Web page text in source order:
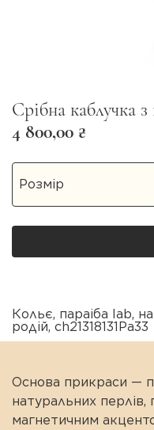
Срібна каблучка
4 800,00 ₴
Кольє, параіба lab,
родій, ch21318131Pa33
Основа прикраси —
натуральних
магнетичним